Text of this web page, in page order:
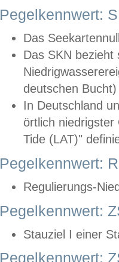
Pegelkennwert:
Das
Das SKN
deutschen
In Deutschland
örtlich
Tide (LAT)"
Pegelkennwert:
Regulierungs-
Pegelkennwert:
Stauziel I einer
Pegelkennwert: